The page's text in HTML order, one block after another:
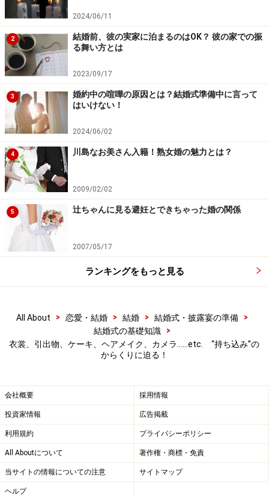
2024/06/11
2
結婚前、彼の実家に泊まるのはOK？ 彼の家での振
る舞い方とは
2023/09/17
3
婚約中の喧嘩の原因とは？結婚式準備中に言って
はいけない！
2024/06/02
4 川島なお美さん入籍！熟女婚の魅力とは？
2009/02/02
5 辻ちゃんに見る避妊とできちゃった婚の関係
2007/05/17
ランキングをもっと見る
All About > 恋愛・結婚 > 結婚 > 結婚式・披露宴の準備
>
結婚式の基礎知識
>
衣裳、引出物、ケーキ、ヘアメイク、カメラ……etc. “持ち込み”の
からくりに迫る！
会社概要 採用情報
投資家情報 広告掲載
利用規約 プライバシーポリシー
All Aboutについて 著作権・商標・免責
当サイトの情報についての注意 サイトマップ
ヘルプ